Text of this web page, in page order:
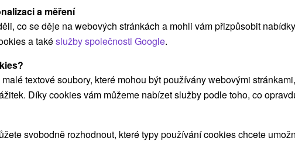
ve finské
a jako
relax
Wellness hotel Bystrá
9,5 (153 recenzí)Od 2 NocíPolopenze
Neomezený vstup do bazénů, saun, vířivek a
a měření
co se děje na webových stránkách a mohli vám přizpůsobit
a takéslužby společnosti Google.
textové soubory, které mohou být používány webovými
Díky cookies vám můžeme nabízet služby podle toho, co
svobodně rozhodnout, které typy používání cookies chcete